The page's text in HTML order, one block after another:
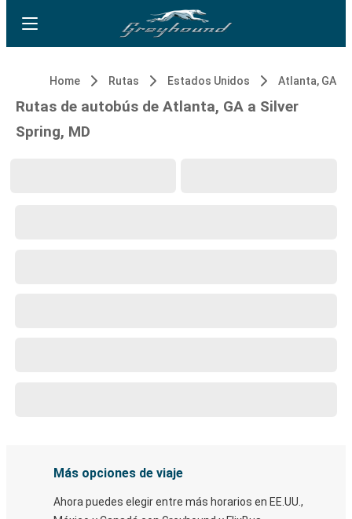
Home Rutas Estados Unidos Atlanta, GA
Rutas de autobús de Atlanta, GA a Silver
Spring, MD
Más opciones de viaje
Ahora puedes elegir entre más horarios en EE.UU.,